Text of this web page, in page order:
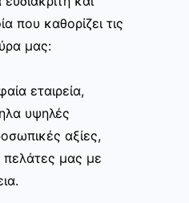
που καθορίζει τις
μας:
εταιρεία,
υψηλές
αξίες,
μας με